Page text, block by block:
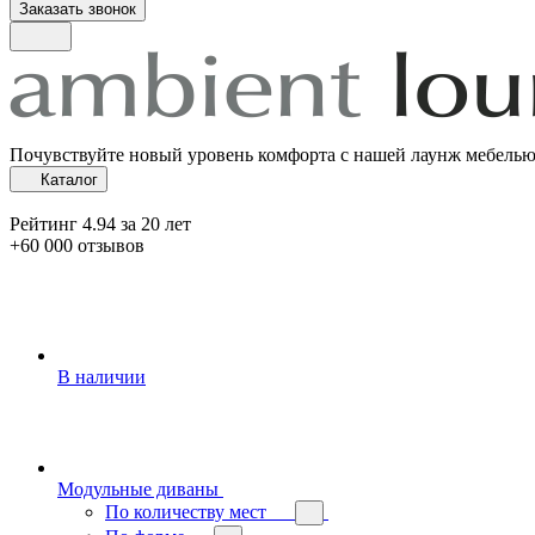
Заказать звонок
Почувствуйте новый уровень комфорта с нашей лаунж мебелью
Каталог
Рейтинг 4.94 за 20 лет
+60 000 отзывов
В наличии
Модульные диваны
По количеству мест